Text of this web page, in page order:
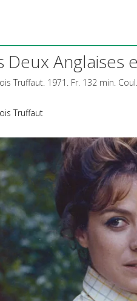
Deux Anglaises
Truffaut. 1971. Fr. 132 min. Coul.
Truffaut